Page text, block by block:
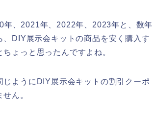
、2021年、2022年、2023年と、数年
DIY展示会キットの商品を安く購入す
ょっと思ったんですよね。
ようにDIY展示会キットの割引クーポ
ん。